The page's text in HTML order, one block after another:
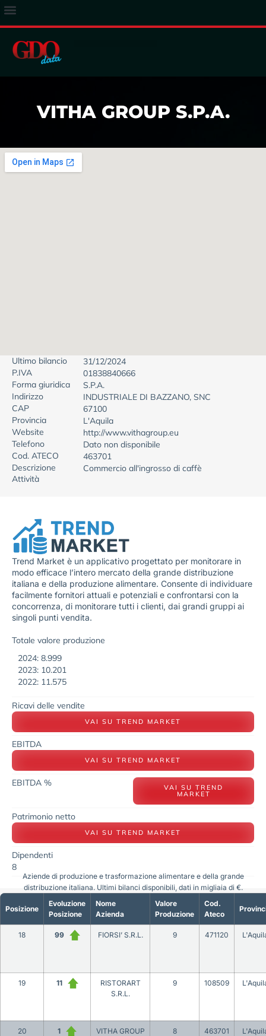
VITHA GROUP S.P.A.
Ultimo bilancio
31/12/2024
P.IVA
01838840666
Forma giuridica
S.P.A.
Indirizzo
INDUSTRIALE DI BAZZANO, SNC
CAP
67100
Provincia
L'Aquila
Website
http://www.vithagroup.eu
Telefono
Dato non disponibile
Cod. ATECO
463701
Descrizione
Attività
Commercio all'ingrosso di caffè
Trend Market è un applicativo progettato per monitorare in
modo efficace l’intero mercato della grande distribuzione
italiana e della produzione alimentare. Consente di individuare
facilmente fornitori attuali e potenziali e confrontarsi con la
concorrenza, di monitorare tutti i clienti, dai grandi gruppi ai
singoli punti vendita.
Totale valore produzione
2024: 8.999
2023: 10.201
2022: 11.575
Ricavi delle vendite
VAI SU TREND MARKET
EBITDA
VAI SU TREND MARKET
EBITDA % VAI SU TREND
MARKET
Patrimonio netto
VAI SU TREND MARKET
Dipendenti
8
Posizione
Evoluzione
Posizione
Nome
Azienda
Valore
Produzione
Cod.
Ateco
18 99 FIORSI’ S.R.L. 9 471120
19 11
RISTORART
S.R.L.
9 108509
20 1
VITHA GROUP
8 463701
Aziende di produzione e trasformazione alimentare e della grande
distribuzione italiana. Ultimi bilanci disponibili, dati in migliaia di €.